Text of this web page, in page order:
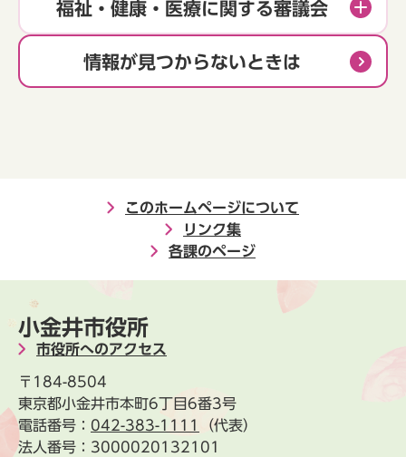
福祉・健康・医療に関する審議会
情報が見つからないときは
このホームページについて
リンク集
各課のページ
小金井市役所
市役所へのアクセス
〒184-8504
東京都小金井市本町6丁目6番3号
電話番号： 042-383-1111
（代表）
法人番号：3000020132101